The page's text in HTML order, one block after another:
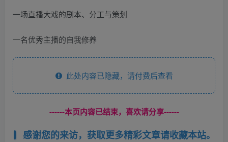
一场直播大戏的剧本、分工与策划
一名优秀主播的自我修养
此处内容已隐藏，请付费后查看
------本页内容已结束，喜欢请分享------
感谢您的来访，获取更多精彩文章请收藏本站。